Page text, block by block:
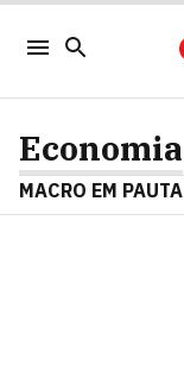
Economia
MACRO EM PAUTA